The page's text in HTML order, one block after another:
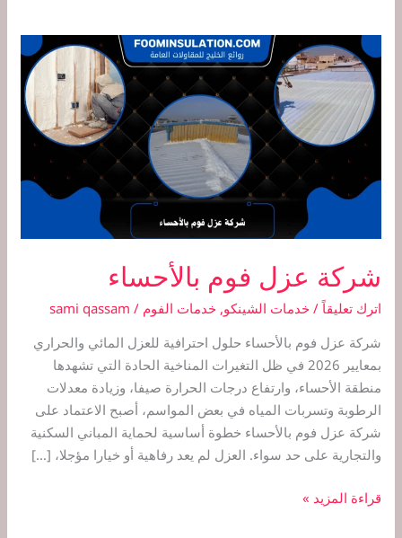
شركة عزل فوم بالأحساء
اترك تعليقاً /خدمات الشينكو,خدمات الفوم /
sami qassam
شركة عزل فوم بالأحساء حلول احترافية للعزل المائي والحراري
بمعايير 2026 في ظل التغيرات المناخية الحادة التي تشهدها
منطقة الأحساء، وارتفاع درجات الحرارة صيفا، وزيادة معدلات
الرطوبة وتسربات المياه في بعض المواسم، أصبح الاعتماد على
شركة عزل فوم بالأحساء خطوة أساسية لحماية المباني السكنية
والتجارية على حد سواء. العزل لم يعد رفاهية أو خيارا مؤجلا، […]
شركة
عزل
فوم
بالأحساء
قراءة المزيد »